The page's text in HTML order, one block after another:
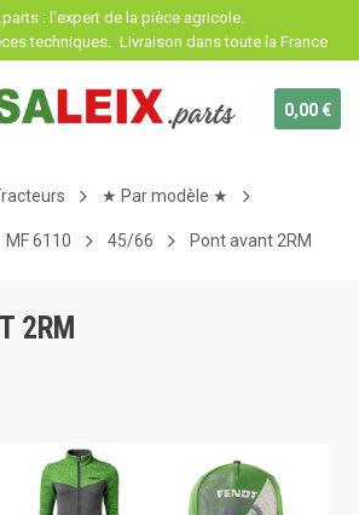
: l'expert de la pièce agricole.
techniques. Livraison dans toute la France
0,00 €
★ Par modèle ★
MF 6110 45/66 Pont avant 2RM
2RM